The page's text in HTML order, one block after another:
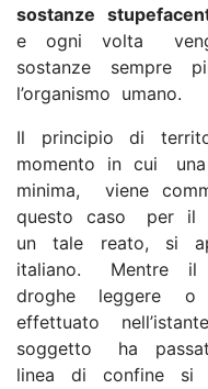
sostanze
e ogni volta
sostanze sempre
l’organismo umano.
Il principio di
momento in cui
minima, viene
questo caso per il
un tale reato, si
italiano. Mentre
droghe leggere o
effettuato
soggetto ha
linea di confine si